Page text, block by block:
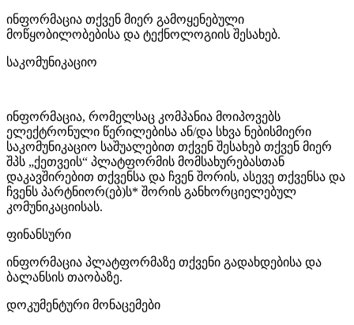
ინფორმაცია თქვენ მიერ გამოყენებული
მოწყობილობებისა და ტექნოლოგიის შესახებ.
საკომუნიკაციო
ინფორმაცია, რომელსაც კომპანია მოიპოვებს
ელექტრონული წერილებისა ან/და სხვა ნებისმიერი
საკომუნიკაციო საშუალებით თქვენ შესახებ თქვენ მიერ
შპს „ქეთვეის“ პლატფორმის მომსახურებასთან
დაკავშირებით თქვენსა და ჩვენ შორის, ასევე თქვენსა და
ჩვენს პარტნიორ(ებ)ს* შორის განხორციელებულ
კომუნიკაციისას.
ფინანსური
ინფორმაცია პლატფორმაზე თქვენი გადახდებისა და
ბალანსის თაობაზე.
დოკუმენტური მონაცემები